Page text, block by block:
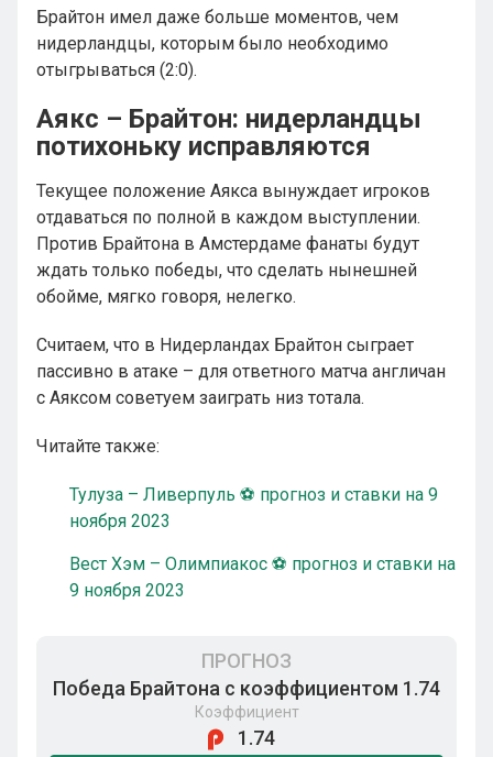
Брайтон имел даже больше моментов, чем
нидерландцы, которым было необходимо
отыгрываться (2:0).
Аякс – Брайтон: нидерландцы
потихоньку исправляются
Текущее положение Аякса вынуждает игроков
отдаваться по полной в каждом выступлении.
Против Брайтона в Амстердаме фанаты будут
ждать только победы, что сделать нынешней
обойме, мягко говоря, нелегко.
Считаем, что в Нидерландах Брайтон сыграет
пассивно в атаке – для ответного матча англичан
с Аяксом советуем заиграть низ тотала.
Читайте также:
Тулуза – Ливерпуль ⚽ прогноз и ставки на 9
ноября 2023
Вест Хэм – Олимпиакос ⚽ прогноз и ставки на
9 ноября 2023
ПРОГНОЗ
Победа Брайтона с коэффициентом 1.74
Коэффициент
1.74